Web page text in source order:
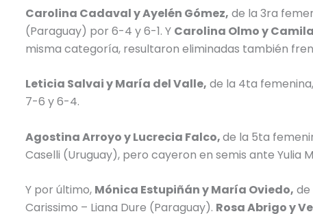
Carolina Cadaval y Ayelén Gómez, de la 3ra
(Paraguay) por 6-4 y 6-1. Y Carolina Olmo y
misma categoría, resultaron eliminadas también
Leticia Salvai y María del Valle, de la 4ta
7-6 y 6-4.
Agostina Arroyo y Lucrecia Falco,de la 5ta
Caselli (Uruguay), pero cayeron en semis ante
Y por último, Mónica Estupiñán y María Oviedo,
Carissimo – Liana Dure (Paraguay). Rosa Abrigo y